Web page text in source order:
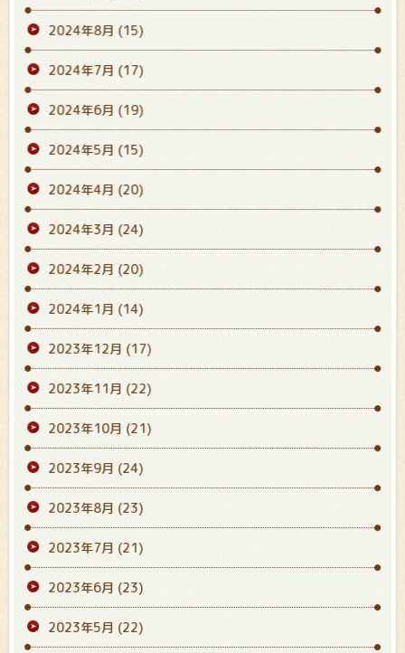
2024年8月 (15)
2024年7月 (17)
2024年6月 (19)
2024年5月 (15)
2024年4月 (20)
2024年3月 (24)
2024年2月 (20)
2024年1月 (14)
2023年12月 (17)
2023年11月 (22)
2023年10月 (21)
2023年9月 (24)
2023年8月 (23)
2023年7月 (21)
2023年6月 (23)
2023年5月 (22)